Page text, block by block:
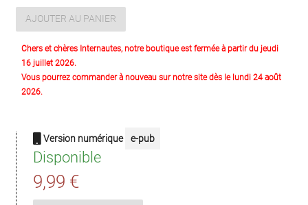
AJOUTER AU PANIER
Chers et chères Internautes, notre boutique est fermée à partir du jeudi
16 juillet 2026.
Vous pourrez commander à nouveau sur notre site dès le lundi 24 août
2026.
Version numérique e-pub
Disponible
9,99 €